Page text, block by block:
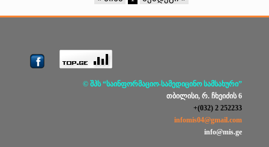
© შპს “საინფორმაციო-სამედიცინო სამსახური”
თბილისი, რ. ჩხეიძის 6
+(032) 2 252233
infomis04@gmail.com
info@mis.ge